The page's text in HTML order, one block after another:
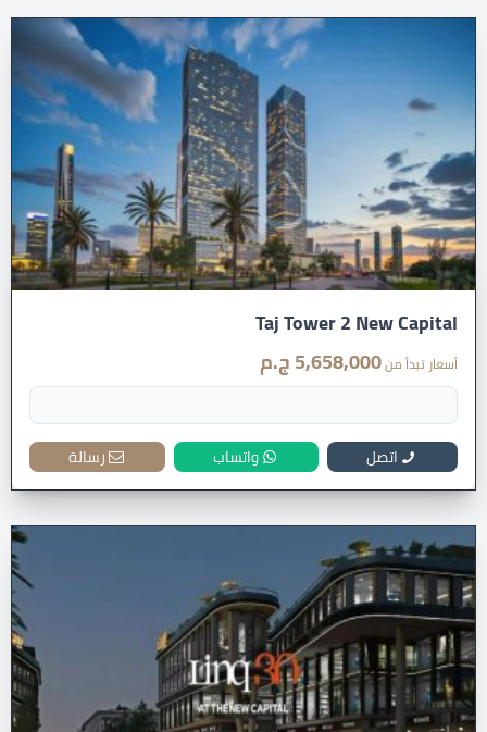
Taj Tower 2 New Capital
أسعار تبدأ من5,658,000 ج.م
اتصل واتساب رسالة